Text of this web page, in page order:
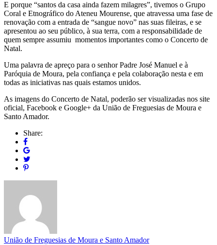
E porque “santos da casa ainda fazem milagres”, tivemos o Grupo
Coral e Etnográfico do Ateneu Mourense, que atravessa uma fase de
renovação com a entrada de “sangue novo” nas suas fileiras, e se
apresentou ao seu público, à sua terra, com a responsabilidade de
quem sempre assumiu momentos importantes como o Concerto de
Natal.
Uma palavra de apreço para o senhor Padre José Manuel e à
Paróquia de Moura, pela confiança e pela colaboração nesta e em
todas as iniciativas nas quais estamos unidos.
As imagens do Concerto de Natal, poderão ser visualizadas nos site
oficial, Facebook e Google+ da União de Freguesias de Moura e
Santo Amador.
Share:
União de Freguesias de Moura e Santo Amador